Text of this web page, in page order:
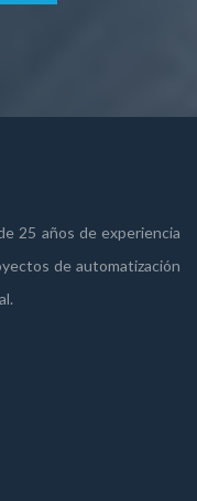
25 años de experiencia
de automatización